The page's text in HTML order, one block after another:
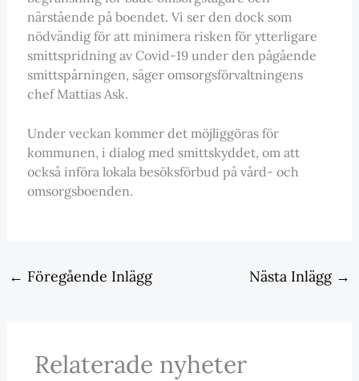
närstående på boendet. Vi ser den dock som
nödvändig för att minimera risken för ytterligare
smittspridning av Covid-19 under den pågående
smittspårningen, säger omsorgsförvaltningens
chef Mattias Ask.
Under veckan kommer det möjliggöras för
kommunen, i dialog med smittskyddet, om att
också införa lokala besöksförbud på vård- och
omsorgsboenden.
← Föregående Inlägg Nästa Inlägg →
Relaterade nyheter